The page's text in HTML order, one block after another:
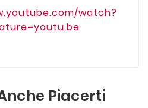
watch?
Piacerti